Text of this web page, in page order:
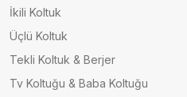
İkili Koltuk
Üçlü Koltuk
Tekli Koltuk & Berjer
Tv Koltuğu & Baba Koltuğu